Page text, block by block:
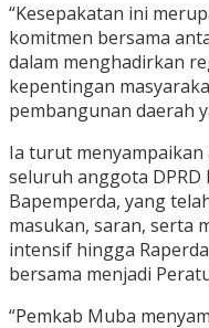
“Kesepakatan ini
komitmen bersama
dalam menghadirkan
kepentingan
pembangunan daerah
Ia turut
seluruh anggota
Bapemperda, yang
masukan, saran, serta
intensif hingga
bersama menjadi
“Pemkab Muba